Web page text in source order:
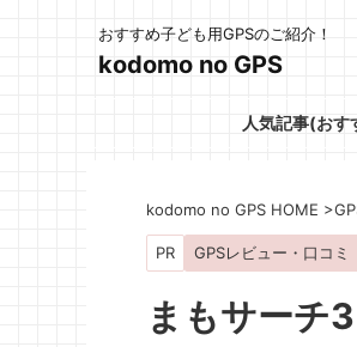
おすすめ子ども用GPSのご紹介！
kodomo no GPS
kodomo no GPS HOME >
PR GPSレビュー・口コミ
まもサーチ